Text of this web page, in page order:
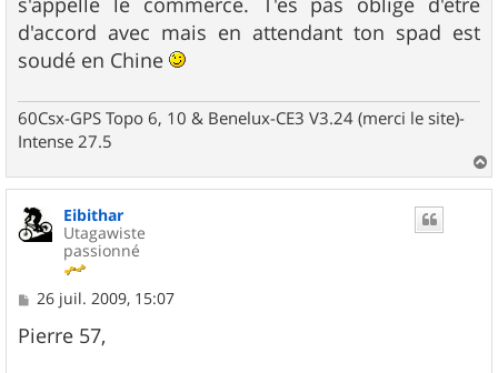
d'accord avec mais en attendant ton spad est
soudé en Chine
60Csx-GPS Topo 6, 10 & Benelux-CE3 V3.24 (merci le site)-
Intense 27.5
a
u
Eibithar
Utagawiste
passionné
M
s
s
26 juil. 2009, 15:07
Pierre 57,